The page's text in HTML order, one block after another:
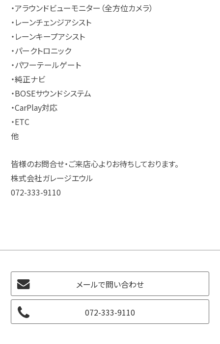
・アラウンドビューモニター（全方位カメラ）
・レーンチェンジアシスト
・レーンキープアシスト
・パークトロニック
・パワーテールゲート
・純正ナビ
・BOSEサウンドシステム
・CarPlay対応
・ETC
他
皆様のお問合せ・ご来店心よりお待ちしております。
株式会社ガレージエウル
072-333-9110
メールで問い合わせ
072-333-9110